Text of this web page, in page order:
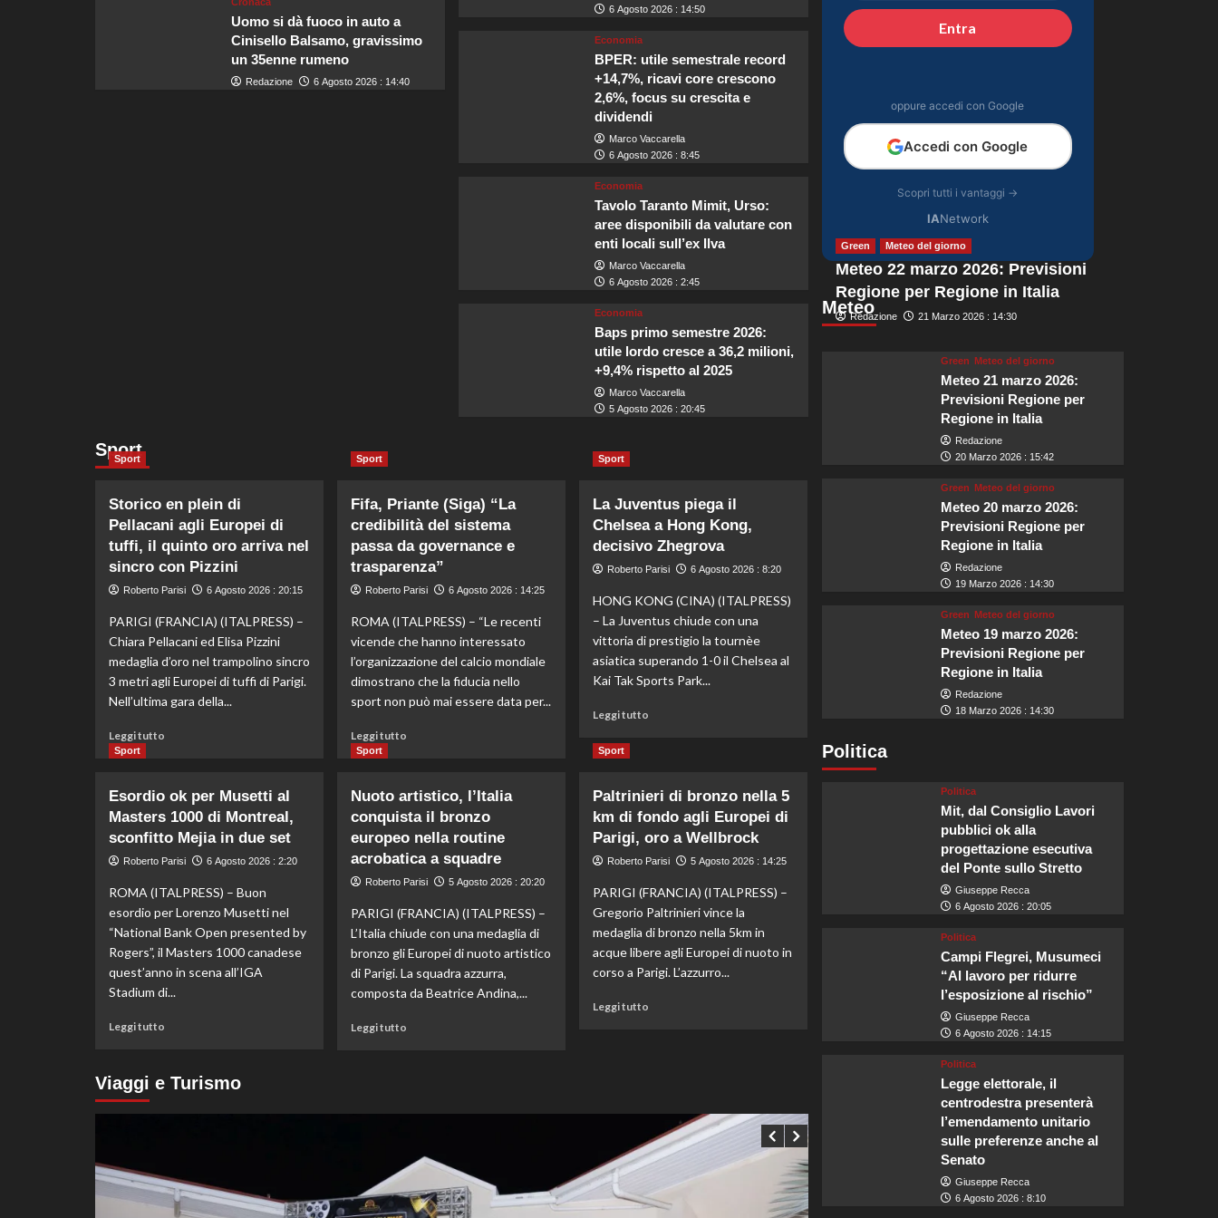
vittima di un ingiusto
attacco mediatico”.
Uomo si dà fuoco in auto a
Cinisello Balsamo, gravissimo
un 35enne rumeno
Redazione 6 Agosto 2026 : 14:40
6 Agosto 2026 : 14:50
Economia
BPER: utile semestrale record
+14,7%, ricavi core crescono
2,6%, focus su crescita e
dividendi
Marco Vaccarella
6 Agosto 2026 : 8:45
Economia
Tavolo Taranto Mimit, Urso:
aree disponibili da valutare con
enti locali sull’ex Ilva
Marco Vaccarella
6 Agosto 2026 : 2:45
Economia
Baps primo semestre 2026:
utile lordo cresce a 36,2 milioni,
+9,4% rispetto al 2025
Marco Vaccarella
5 Agosto 2026 : 20:45
Sport
Sport
Storico en plein di
Pellacani agli Europei di
tuffi, il quinto oro arriva nel
sincro con Pizzini
Roberto Parisi 6 Agosto 2026 : 20:15
PARIGI (FRANCIA) (ITALPRESS) –
Chiara Pellacani ed Elisa Pizzini
medaglia d’oro nel trampolino sincro
3 metri agli Europei di tuffi di Parigi.
Nell’ultima gara della...
Leggi tuttoLeggi
Storico
en
plein
agli
Europei
tuffi,
il
quinto
oro
nel
Pizzini
Sport
Fifa, Priante (Siga) “La
credibilità del sistema
passa da governance e
trasparenza”
Roberto Parisi 6 Agosto 2026 : 14:25
ROMA (ITALPRESS) – “Le recenti
vicende che hanno interessato
l’organizzazione del calcio mondiale
dimostrano che la fiducia nello
sport non può mai essere data per...
Leggi tuttoLeggi
Fifa,
Priante
(Siga)
“La
del
passa
da
governance
e
trasparenza”
Sport
La Juventus piega il
Chelsea a Hong Kong,
decisivo Zhegrova
Roberto Parisi 6 Agosto 2026 : 8:20
HONG KONG (CINA) (ITALPRESS)
– La Juventus chiude con una
vittoria di prestigio la tournèe
asiatica superando 1-0 il Chelsea al
Kai Tak Sports Park...
Leggi tutto
Juventus
piega
il
a
Kong,
decisivo
Zhegrova
Sport
Esordio ok per Musetti al
Masters 1000 di Montreal,
sconfitto Mejia in due set
Roberto Parisi 6 Agosto 2026 : 2:20
ROMA (ITALPRESS) – Buon
esordio per Lorenzo Musetti nel
“National Bank Open presented by
Rogers”, il Masters 1000 canadese
quest’anno in scena all’IGA
Stadium di...
Leggi tuttoLeggi
su
Esordio
Masters
1000
Sport
Nuoto artistico, l’Italia
conquista il bronzo
europeo nella routine
acrobatica a squadre
Roberto Parisi 5 Agosto 2026 : 20:20
PARIGI (FRANCIA) (ITALPRESS) –
L’Italia chiude con una medaglia di
bronzo gli Europei di nuoto artistico
di Parigi. La squadra azzurra,
composta da Beatrice Andina,...
Leggi tuttoLeggi
artistico,
il
europeo
nella
Sport
Paltrinieri di bronzo nella 5
km di fondo agli Europei di
Parigi, oro a Wellbrock
Roberto Parisi 5 Agosto 2026 : 14:25
PARIGI (FRANCIA) (ITALPRESS) –
Gregorio Paltrinieri vince la
medaglia di bronzo nella 5km in
acque libere agli Europei di nuoto in
corso a Parigi. L’azzurro...
Leggi tutto
5
km
fondo
agli
Viaggi e Turismo
Entra
oppure accedi con Google
Accedi con Google
Scopri tutti i vantaggi →
IANetwork
Meteo
Green Meteo del giorno
Meteo 22 marzo 2026: Previsioni
Regione per Regione in Italia
Redazione 21 Marzo 2026 : 14:30
Green Meteo del giorno
Meteo 21 marzo 2026:
Previsioni Regione per
Regione in Italia
Redazione
20 Marzo 2026 : 15:42
Green Meteo del giorno
Meteo 20 marzo 2026:
Previsioni Regione per
Regione in Italia
Redazione
19 Marzo 2026 : 14:30
Green Meteo del giorno
Meteo 19 marzo 2026:
Previsioni Regione per
Regione in Italia
Redazione
18 Marzo 2026 : 14:30
Politica
Politica
Mit, dal Consiglio Lavori
pubblici ok alla
progettazione esecutiva
del Ponte sullo Stretto
Giuseppe Recca
6 Agosto 2026 : 20:05
Politica
Campi Flegrei, Musumeci
“Al lavoro per ridurre
l’esposizione al rischio”
Giuseppe Recca
6 Agosto 2026 : 14:15
Politica
Legge elettorale, il
centrodestra presenterà
l’emendamento unitario
sulle preferenze anche al
Senato
Giuseppe Recca
6 Agosto 2026 : 8:10